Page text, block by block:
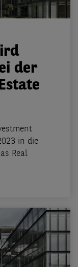
der
in die
Real